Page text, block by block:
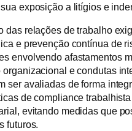
exposição a litígios e
das relações de trabalho
e prevenção contínua de
envolvendo afastamentos
organizacional e condutas
ser avaliadas de forma
de compliance
evitando medidas que
futuros.